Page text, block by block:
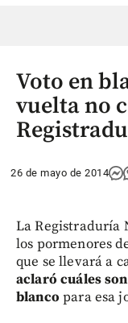
Voto en
vuelta no
26 de mayo de 2014
La Registraduría
los pormenores
que se llevará a
aclaró cuáles
blanco para esa